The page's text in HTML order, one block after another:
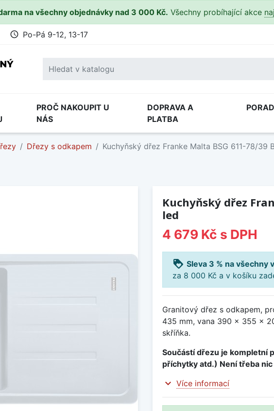
na všechny objednávky nad 3 000 Kč. Všechny probíhající akce
access_time Po-Pá 9-12, 13-17
PROČ NAKOUPIT U
NÁS
DOPRAVA A
PLATBA
Dřezy s odkapem Kuchyňský dřez Franke Malta BSG 611-78/39
Kuchyňský dřez
led
4 679 Kč s DPH
loyalty Sleva 3 % na všechny
za 8 000 Kč a v košíku
Granitový dřez s odkapem,
435 mm, vana 390 x 355 x
skříňka.
Součástí dřezu je kompletní
příchytky atd.) Není třeba
expand_more Více informací